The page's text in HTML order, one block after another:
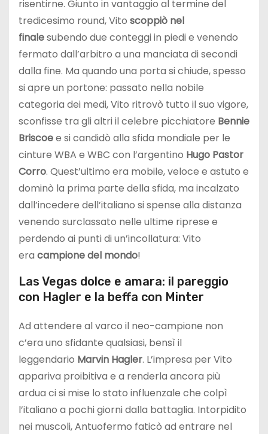
risentirne. Giunto in vantaggio al termine del
tredicesimo round, Vito scoppiò nel
finalesubendo due conteggi in piedi e venendo
fermato dall’arbitro a una manciata di secondi
dalla fine. Ma quando una porta si chiude, spesso
si apre un portone: passato nella nobile
categoria dei medi, Vito ritrovò tutto il suo vigore,
sconfisse tra gli altri il celebre picchiatore Bennie
Briscoee si candidò alla sfida mondiale per le
cinture WBA e WBC con l’argentino Hugo Pastor
Corro. Quest’ultimo era mobile, veloce e astuto e
dominò la prima parte della sfida, ma incalzato
dall’incedere dell’italiano si spense alla distanza
venendo surclassato nelle ultime riprese e
perdendo ai punti di un’incollatura: Vito
era campione del mondo!
Las Vegas dolce e amara: il pareggio
con Hagler e la beffa con Minter
Ad attendere al varco il neo-campione non
c’era uno sfidante qualsiasi, bensì il
leggendario Marvin Hagler. L’impresa per Vito
appariva proibitiva e a renderla ancora più
ardua ci si mise lo stato influenzale che colpì
l’italiano a pochi giorni dalla battaglia. Intorpidito
nei muscoli, Antuofermo faticò ad entrare nel